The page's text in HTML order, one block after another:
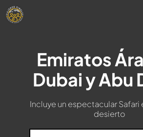
Saltar
Emiratos
Dubai y Abu
Incluye un espectacular Safari
desierto